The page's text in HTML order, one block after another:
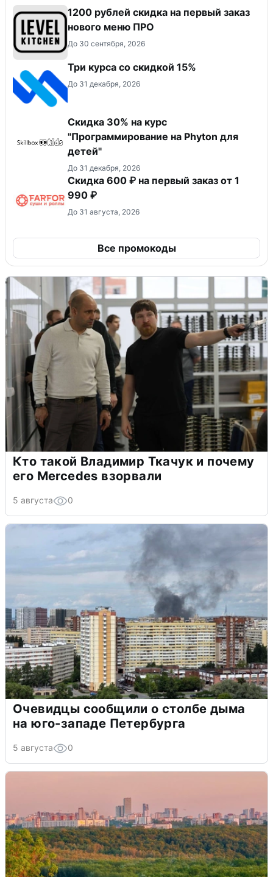
​1200 рублей скидка на первый заказ
нового меню ПРО
До 30 сентября, 2026
Три курса со скидкой 15%
До 31 декабря, 2026
Скидка 30% на курс
"Программирование на Phyton для
детей"
До 31 декабря, 2026
Скидка 600 ₽ на первый заказ от 1
990 ₽
До 31 августа, 2026
Все промокоды
Кто такой Владимир Ткачук и почему
его Mercedes взорвали
5 августа 0
Очевидцы сообщили о столбе дыма
на юго-западе Петербурга
5 августа 0